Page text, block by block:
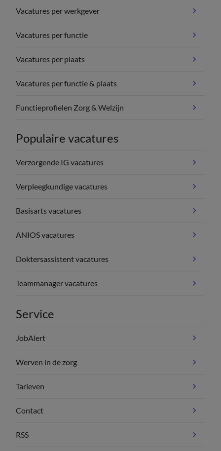
Vacatures per werkgever
Vacatures per functie
Vacatures per plaats
Vacatures per functie & plaats
Functieprofielen Zorg & Welzijn
Populaire vacatures
Verzorgende IG vacatures
Verpleegkundige vacatures
Basisarts vacatures
ANIOS vacatures
Doktersassistent vacatures
Teammanager vacatures
Service
JobAlert
Werven in de zorg
Tarieven
Contact
RSS